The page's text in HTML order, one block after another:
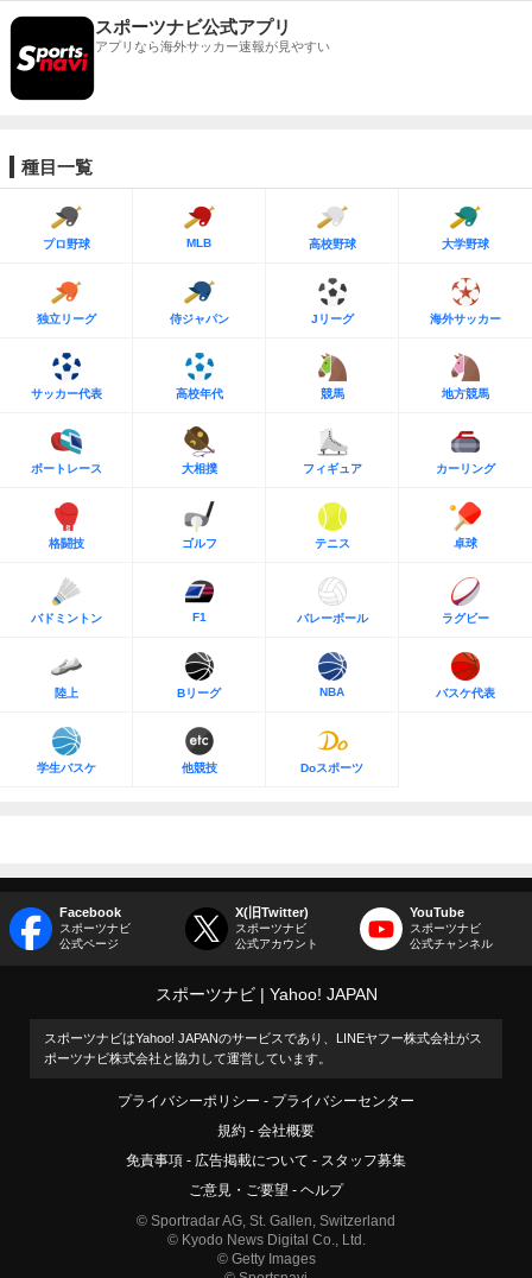
スポーツナビ公式アプリ
アプリなら海外サッカー速報が見やすい
種目一覧
プロ野球 MLB 高校野球 大学野球
独立リーグ 侍ジャパン Jリーグ 海外サッカー
サッカー代表 高校年代 競馬 地方競馬
ボートレース 大相撲 フィギュア カーリング
格闘技 ゴルフ テニス 卓球
バドミントン F1 バレーボール ラグビー
陸上 Bリーグ NBA バスケ代表
学生バスケ 他競技 Doスポーツ
Facebook
スポーツナビ
公式ページ
X(旧Twitter)
スポーツナビ
公式アカウント
YouTube
スポーツナビ
公式チャンネル
スポーツナビ Yahoo! JAPAN
スポーツナビはYahoo! JAPANのサービスであり、LINEヤフー株式会社がス
ポーツナビ株式会社と協力して運営しています。
プライバシーポリシー
プライバシーセンター
規約
会社概要
免責事項
広告掲載について
スタッフ募集
ご意見・ご要望
ヘルプ
© Sportradar AG, St. Gallen, Switzerland
© Kyodo News Digital Co., Ltd.
© Getty Images